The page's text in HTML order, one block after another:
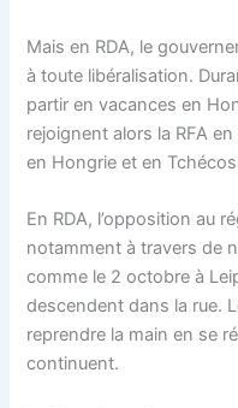
Mais en RDA, le
à toute libéralisation.
partir en vacances en
rejoignent alors la RFA
en Hongrie et en
En RDA, l’opposition au
notamment à travers de
comme le 2 octobre à
descendent dans la rue.
reprendre la main en se
continuent.